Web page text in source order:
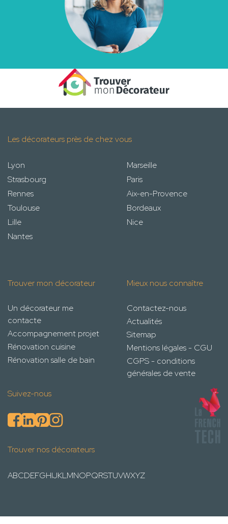
Les décorateurs près de chez vous
Lyon
Marseille
Strasbourg
Paris
Rennes
Aix-en-Provence
Toulouse
Bordeaux
Lille
Nice
Nantes
Trouver mon décorateur
Un décorateur me
contacte
Accompagnement projet
Rénovation cuisine
Rénovation salle de bain
Mieux nous connaître
Contactez-nous
Actualités
Sitemap
Mentions légales - CGU
CGPS - conditions
générales de vente
Suivez-nous
Trouver nos décorateurs
ABCDEFGHIJKLMNOPQRSTUVWXYZ